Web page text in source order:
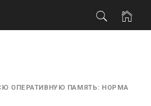
ОПЕРАТИВНУЮ ПАМЯТЬ: НОРМА